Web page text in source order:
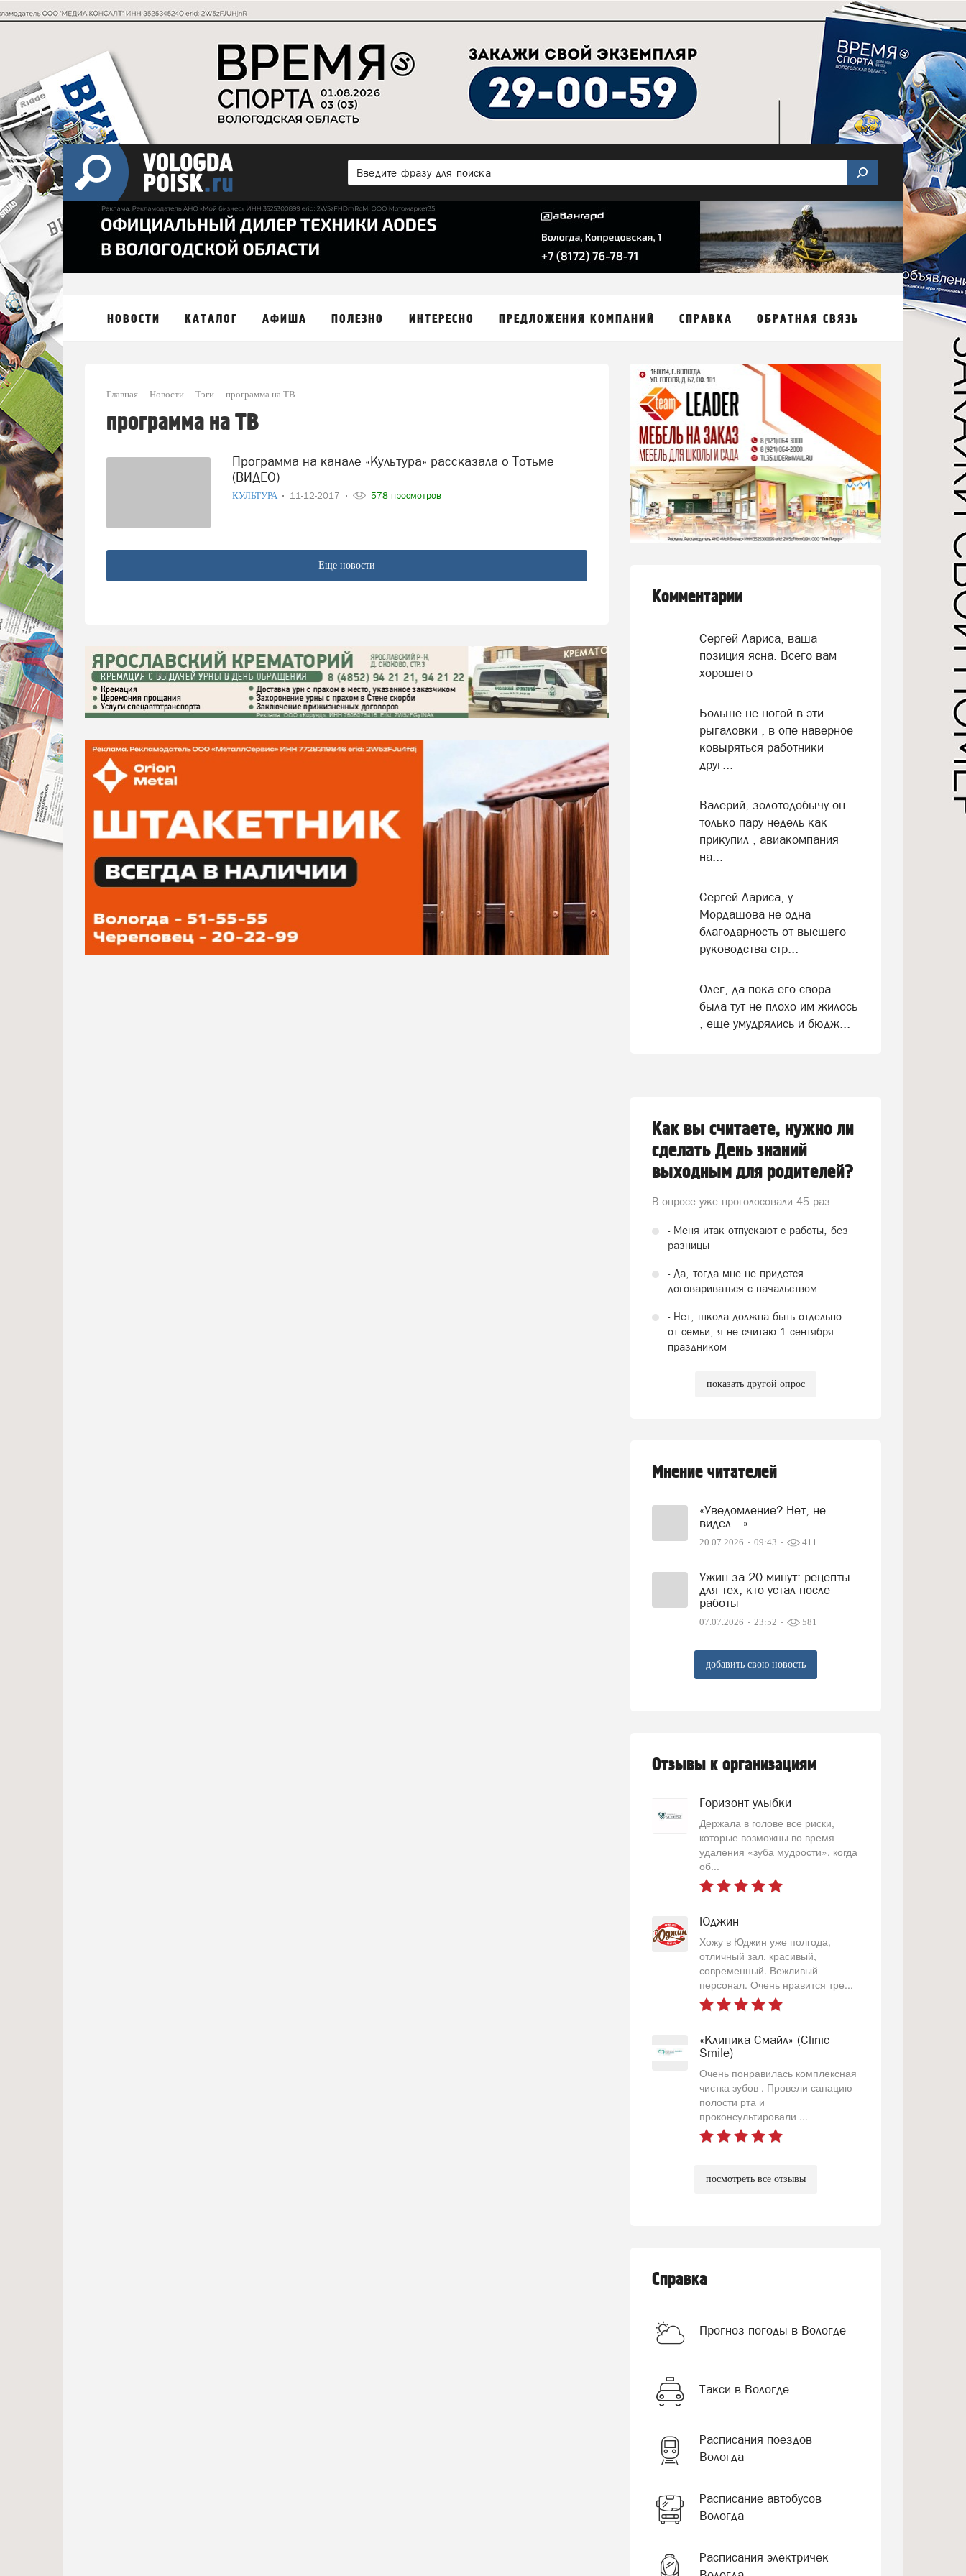
НОВОСТИ КАТАЛОГ АФИША ПОЛЕЗНО ИНТЕРЕСНО ПРЕДЛОЖЕНИЯ КОМПАНИЙ СПРАВКА ОБРАТНАЯ СВЯЗЬ
Главная Новости Тэги программа на ТВ
программа на ТВ
Программа на канале «Культура» рассказала о Тотьме
(ВИДЕО)
КУЛЬТУРА 11-12-2017 578 просмотров
Еще новости
Комментарии
Сергей Лариса, ваша
позиция ясна. Всего вам
хорошего
Больше не ногой в эти
рыгаловки , в опе наверное
ковыряться работники
друг...
Валерий, золотодобычу он
только пару недель как
прикупил , авиакомпания
на...
Сергей Лариса, у
Мордашова не одна
благодарность от высшего
руководства стр...
Олег, да пока его свора
была тут не плохо им жилось
, еще умудрялись и бюдж...
Как вы считаете, нужно ли
сделать День знаний
выходным для родителей?
В опросе уже проголосовали 45 раз
- Меня итак отпускают с работы, без
разницы
- Да, тогда мне не придется
договариваться с начальством
- Нет, школа должна быть отдельно
от семьи, я не считаю 1 сентября
праздником
показать другой опрос
Мнение читателей
«Уведомление? Нет, не
видел…»
20.07.2026 09:43 411
Ужин за 20 минут: рецепты
для тех, кто устал после
работы
07.07.2026 23:52 581
добавить свою новость
Отзывы к организациям
Горизонт улыбки
Держала в голове все риски,
которые возможны во время
удаления «зуба мудрости», когда
об...
Юджин
Хожу в Юджин уже полгода,
отличный зал, красивый,
современный. Вежливый
персонал. Очень нравится тре...
«Клиника Смайл» (Clinic
Smile)
Очень понравилась комплексная
чистка зубов . Провели санацию
полости рта и
проконсультировали ...
посмотреть все отзывы
Справка
Прогноз погоды в Вологде
Такси в Вологде
Расписания поездов
Вологда
Расписание автобусов
Вологда
Расписания электричек